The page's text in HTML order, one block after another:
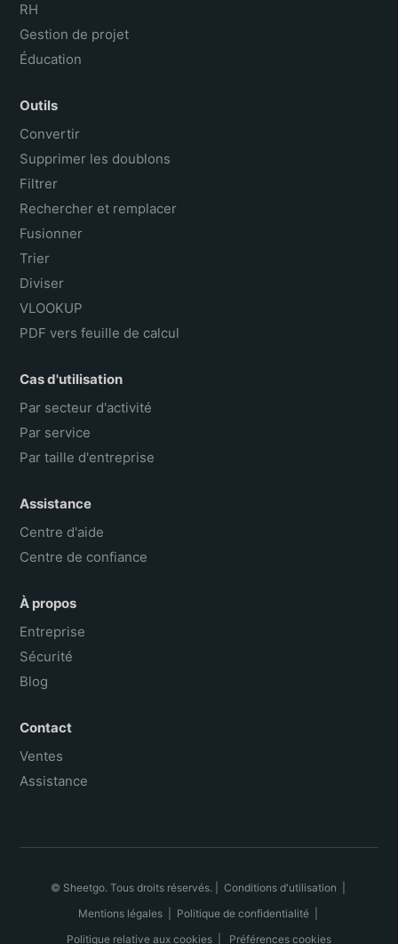
RH
Gestion de projet
Éducation
Outils
Convertir
Supprimer les doublons
Filtrer
Rechercher et remplacer
Fusionner
Trier
Diviser
VLOOKUP
PDF vers feuille de calcul
Cas d'utilisation
Par secteur d'activité
Par service
Par taille d'entreprise
Assistance
Centre d'aide
Centre de confiance
À propos
Entreprise
Sécurité
Blog
Contact
Ventes
Assistance
© Sheetgo. Tous droits réservés. | Conditions d'utilisation
Mentions légales| Politique de confidentialité|
Politique relative aux cookies
Préférences cookies